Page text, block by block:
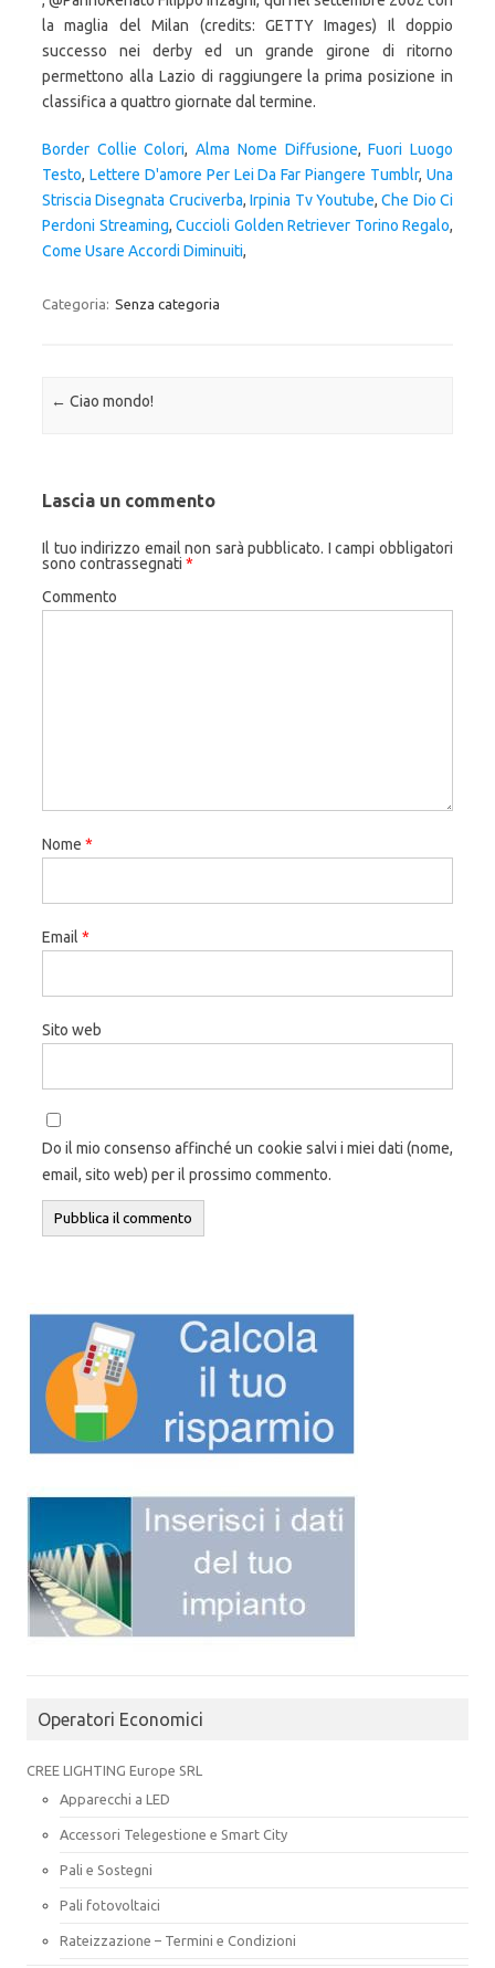
la maglia del Milan (credits: GETTY Images) Il doppio
successo nei derby ed un grande girone di ritorno
permettono alla Lazio di raggiungere la prima posizione in
classifica a quattro giornate dal termine.
Border Collie Colori,Alma Nome Diffusione,Fuori Luogo
Testo, Lettere D'amore Per Lei Da Far Piangere Tumblr,Una
Striscia Disegnata Cruciverba,Irpinia Tv Youtube,Che Dio Ci
Perdoni Streaming, Cuccioli Golden Retriever Torino Regalo,
Come Usare Accordi Diminuiti,
Categoria: Senza categoria
Navigazione articolo
← Ciao mondo!
Lascia un commento
Il tuo indirizzo email non sarà pubblicato. I campi obbligatori
sono contrassegnati *
Commento
Nome *
Email *
Sito web
Do il mio consenso affinché un cookie salvi i miei dati (nome,
email, sito web) per il prossimo commento.
Operatori Economici
CREE LIGHTING Europe SRL
Apparecchi a LED
Accessori Telegestione e Smart City
Pali e Sostegni
Pali fotovoltaici
Rateizzazione – Termini e Condizioni